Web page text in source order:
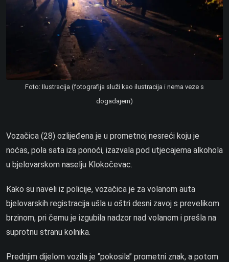
Foto: Ilustracija (fotografija služi kao ilustracija i nema veze s
događajem)
Vozačica (28) ozlijeđena je u prometnoj nesreći koju je
noćas, pola sata iza ponoći, izazvala pod utjecajema alkohola
u bjelovarskom naselju Klokočevac.
Kako su naveli iz policije, vozačica je za volanom auta
bjelovarskih registracija ušla u oštri desni zavoj s prevelikom
brzinom, pri čemu je izgubila nadzor nad volanom i prešla na
suprotnu stranu kolnika.
Prednjim dijelom vozila je ‘’pokosila’’ prometni znak, a potom